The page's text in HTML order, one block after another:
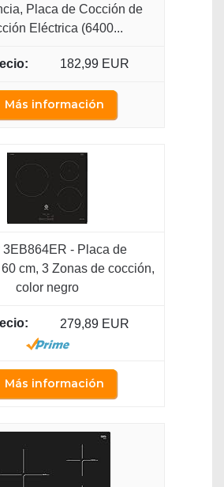
Placa de Cocción de
Eléctrica (6400...
182,99 EUR
Más información
3EB864ER - Placa de
cm, 3 Zonas de cocción,
color negro
279,89 EUR
Más información